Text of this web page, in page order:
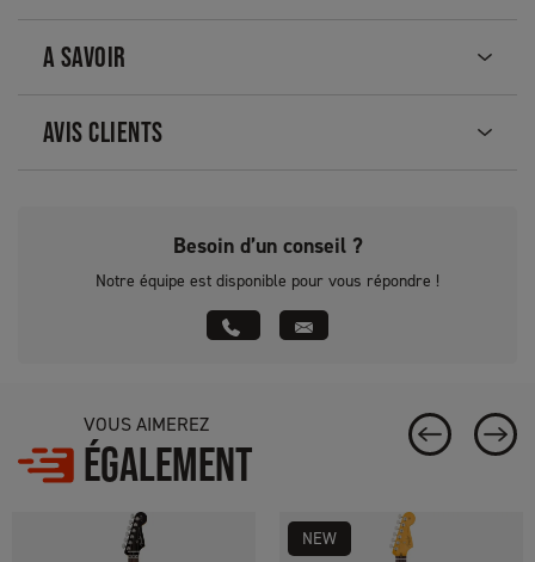
A SAVOIR
AVIS CLIENTS
Besoin d’un conseil ?
Notre équipe est disponible pour vous répondre !
VOUS AIMEREZ
ÉGALEMENT
NEW